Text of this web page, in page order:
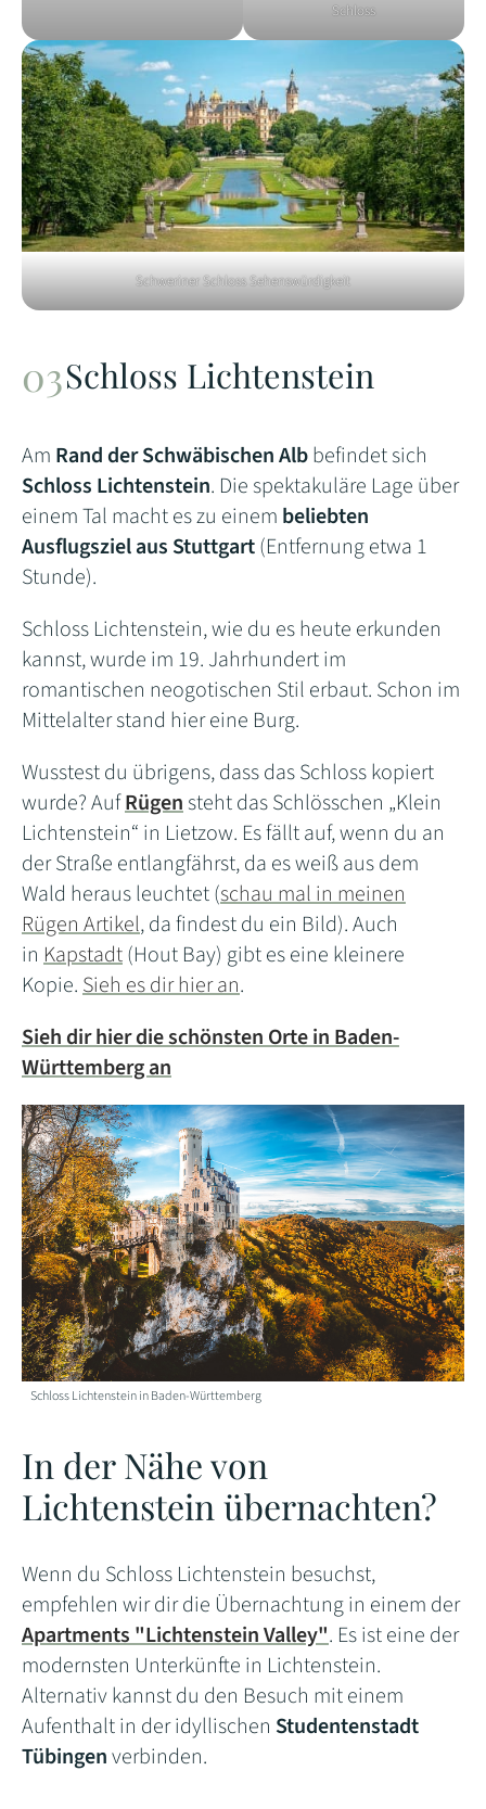
Schloss
Schweriner Schloss Sehenswürdigkeit
Schloss Lichtenstein
Am Rand der Schwäbischen Albbefindet sich
Schloss Lichtenstein. Die spektakuläre Lage über
einem Tal macht es zu einem beliebten
Ausflugsziel aus Stuttgart(Entfernung etwa 1
Stunde).
Schloss Lichtenstein, wie du es heute erkunden
kannst, wurde im 19. Jahrhundert im
romantischen neogotischen Stil erbaut. Schon im
Mittelalter stand hier eine Burg.
Wusstest du übrigens, dass das Schloss kopiert
wurde? AufRügensteht das Schlösschen „Klein
Lichtenstein“ in Lietzow. Es fällt auf, wenn du an
der Straße entlangfährst, da es weiß aus dem
Wald heraus leuchtet (schau mal in meinen
Rügen Artikel, da findest du ein Bild). Auch
in Kapstadt(Hout Bay) gibt es eine kleinere
Kopie. Sieh es dir hier an.
Sieh dir hier die schönsten Orte in Baden-
Württemberg an
Schloss Lichtenstein in Baden-Württemberg
In der Nähe von
Lichtenstein übernachten?
Wenn du Schloss Lichtenstein besuchst,
empfehlen wir dir die Übernachtung in einem der
Apartments "Lichtenstein Valley". Es ist eine der
modernsten Unterkünfte in Lichtenstein.
Alternativ kannst du den Besuch mit einem
Aufenthalt in der idyllischen Studentenstadt
Tübingenverbinden.